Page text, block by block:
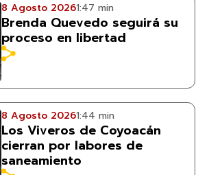
8 Agosto 20261:47 min
Brenda Quevedo seguirá su
proceso en libertad
8 Agosto 20261:44 min
Los Viveros de Coyoacán
cierran por labores de
saneamiento